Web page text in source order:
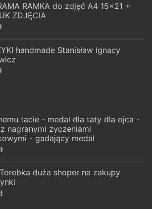
RAMKA do zdjęć A4 15x21 +
ZDJĘCIA
handmade Stanisław Ignacy
tacie - medal dla taty dla ojca -
nagranymi życzeniami
- gadający medal
duża shoper na zakupy